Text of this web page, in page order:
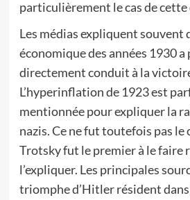
particulièrement le cas de
Les médias expliquent souvent
économique des années 1930 a
directement conduit à la
L’hyperinflation de 1923 est
mentionnée pour expliquer la
nazis. Ce ne fut toutefois pas le
Trotsky fut le premier à le faire
l’expliquer. Les principales
triomphe d’Hitler résident dans